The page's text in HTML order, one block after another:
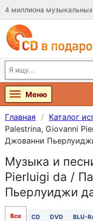
4 миллиона музыкальных
Меню
Главная Каталог
Palestrina, Giovanni
Джованни
Музыка и
Pierluigi da /
Пьерлуиджи
Все CD DVD BLU-